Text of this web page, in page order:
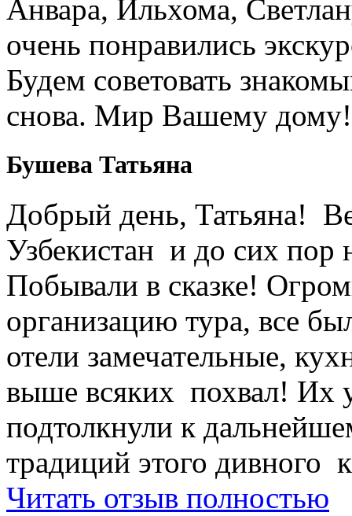
Анвара, Ильхома,
очень понравились
Будем советовать
снова. Мир Вашему дому!
Бушева Татьяна
Добрый день, Татьяна!
Узбекистан и до сих пор
Побывали в сказке!
организацию тура, все
отели замечательные,
выше всяких похвал! Их
подтолкнули к
традиций этого дивного
Читать отзыв полностью